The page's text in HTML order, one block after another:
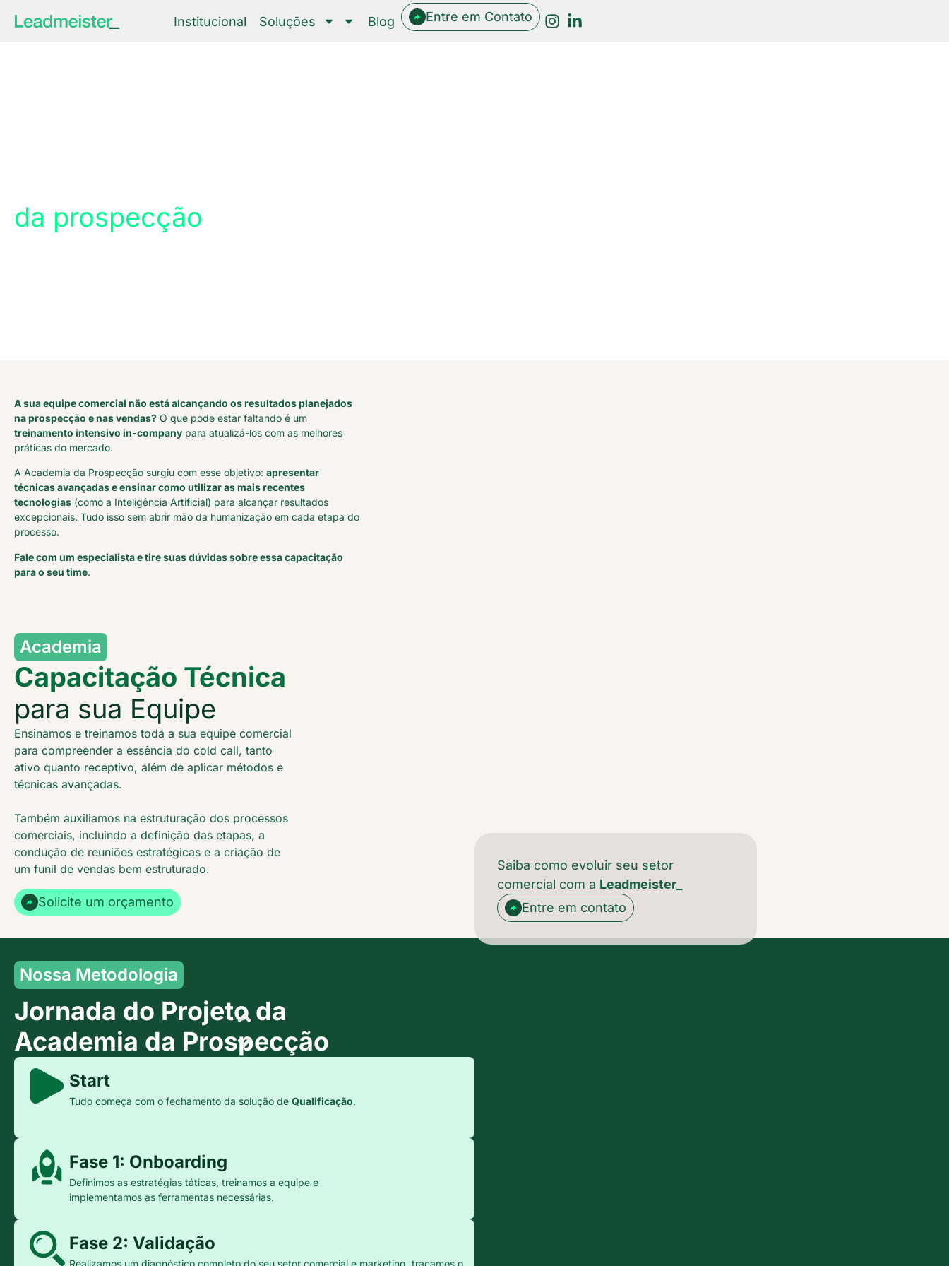
Institucional Soluções Blog Entre em Contato
da prospecção
A sua equipe comercial não está alcançando os resultados planejados
na prospecção e nas vendas? O que pode estar faltando é um
treinamento intensivo in-company para atualizá-los com as melhores
práticas do mercado.
A Academia da Prospecção surgiu com esse objetivo: apresentar
técnicas avançadas e ensinar como utilizar as mais recentes
tecnologias (como a Inteligência Artificial) para alcançar resultados
excepcionais. Tudo isso sem abrir mão da humanização em cada etapa do
processo.
Fale com um especialista e tire suas dúvidas sobre essa capacitação
para o seu time.
Academia
Capacitação Técnica
para sua Equipe
Ensinamos e treinamos toda a sua equipe comercial
para compreender a essência do cold call, tanto
ativo quanto receptivo, além de aplicar métodos e
técnicas avançadas.
Também auxiliamos na estruturação dos processos
comerciais, incluindo a definição das etapas, a
condução de reuniões estratégicas e a criação de
um funil de vendas bem estruturado.
Solicite um orçamento
Nossa Metodologia
Jornada do Projeto da
Academia da Prospecção
Start
Tudo começa com o fechamento da solução de Qualificação.
Fase 1: Onboarding
Definimos as estratégias táticas, treinamos a equipe e
implementamos as ferramentas necessárias.
Fase 2: Validação
Saiba como evoluir seu setor
comercial com a Leadmeister_
Entre em contato